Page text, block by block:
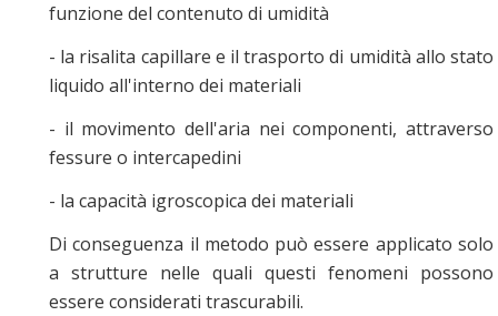
funzione del contenuto di umidità
- la risalita capillare e il trasporto di umidità allo stato
liquido all'interno dei materiali
- il movimento dell'aria nei componenti, attraverso
fessure o intercapedini
- la capacità igroscopica dei materiali
Di conseguenza il metodo può essere applicato solo
a strutture nelle quali questi fenomeni possono
essere considerati trascurabili.